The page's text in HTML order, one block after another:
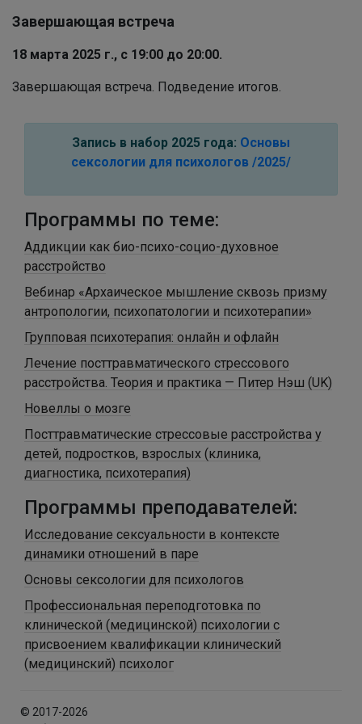
Завершающая встреча
18 марта 2025 г., с 19:00 до 20:00.
Завершающая встреча. Подведение итогов.
Запись в набор 2025 года: Основы
сексологии для психологов /2025/
Программы по теме:
Аддикции как био-психо-социо-духовное
расстройство
Вебинар «Архаическое мышление сквозь призму
антропологии, психопатологии и психотерапии»
Групповая психотерапия: онлайн и офлайн
Лечение посттравматического стрессового
расстройства. Теория и практика — Питер Нэш (UK)
Новеллы о мозге
Посттравматические стрессовые расстройства у
детей, подростков, взрослых (клиника,
диагностика, психотерапия)
Программы преподавателей:
Исследование сексуальности в контексте
динамики отношений в паре
Основы сексологии для психологов
Профессиональная переподготовка по
клинической (медицинской) психологии с
присвоением квалификации клинический
(медицинский) психолог
© 2017-2026